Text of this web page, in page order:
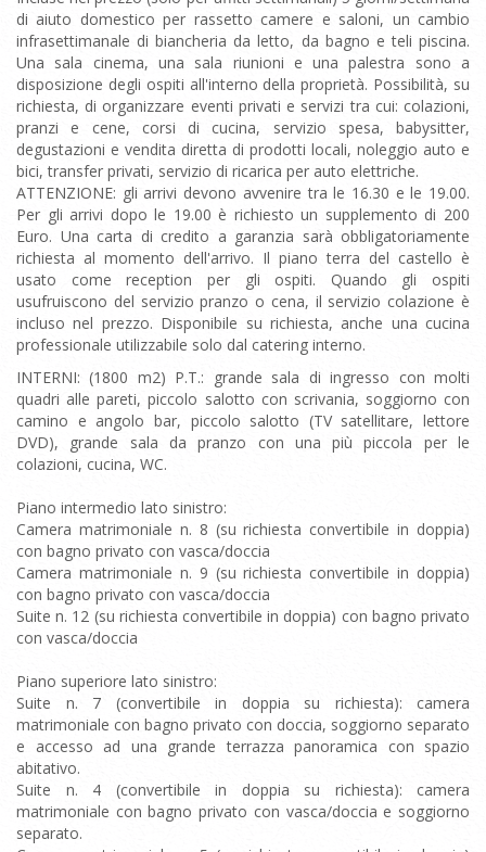
di aiuto domestico per rassetto camere e saloni, un cambio
infrasettimanale di biancheria da letto, da bagno e teli piscina.
Una sala cinema, una sala riunioni e una palestra sono a
disposizione degli ospiti all'interno della proprietà. Possibilità, su
richiesta, di organizzare eventi privati e servizi tra cui: colazioni,
pranzi e cene, corsi di cucina, servizio spesa, babysitter,
degustazioni e vendita diretta di prodotti locali, noleggio auto e
bici, transfer privati, servizio di ricarica per auto elettriche.
ATTENZIONE: gli arrivi devono avvenire tra le 16.30 e le 19.00.
Per gli arrivi dopo le 19.00 è richiesto un supplemento di 200
Euro. Una carta di credito a garanzia sarà obbligatoriamente
richiesta al momento dell'arrivo. Il piano terra del castello è
usato come reception per gli ospiti. Quando gli ospiti
usufruiscono del servizio pranzo o cena, il servizio colazione è
incluso nel prezzo. Disponibile su richiesta, anche una cucina
professionale utilizzabile solo dal catering interno.
INTERNI: (1800 m2) P.T.: grande sala di ingresso con molti
quadri alle pareti, piccolo salotto con scrivania, soggiorno con
camino e angolo bar, piccolo salotto (TV satellitare, lettore
DVD), grande sala da pranzo con una più piccola per le
colazioni, cucina, WC.
Piano intermedio lato sinistro:
Camera matrimoniale n. 8 (su richiesta convertibile in doppia)
con bagno privato con vasca/doccia
Camera matrimoniale n. 9 (su richiesta convertibile in doppia)
con bagno privato con vasca/doccia
Suite n. 12 (su richiesta convertibile in doppia) con bagno privato
con vasca/doccia
Piano superiore lato sinistro:
Suite n. 7 (convertibile in doppia su richiesta): camera
matrimoniale con bagno privato con doccia, soggiorno separato
e accesso ad una grande terrazza panoramica con spazio
abitativo.
Suite n. 4 (convertibile in doppia su richiesta): camera
matrimoniale con bagno privato con vasca/doccia e soggiorno
separato.